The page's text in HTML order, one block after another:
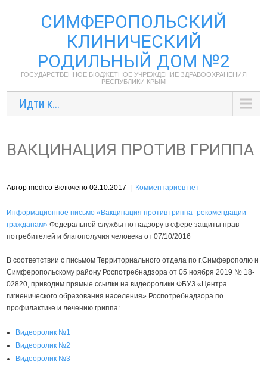
СИМФЕРОПОЛЬСКИЙ
КЛИНИЧЕСКИЙ
РОДИЛЬНЫЙ ДОМ №2
ГОСУДАРСТВЕННОЕ БЮДЖЕТНОЕ УЧРЕЖДЕНИЕ ЗДРАВООХРАНЕНИЯ
РЕСПУБЛИКИ КРЫМ
Идти к...
ВАКЦИНАЦИЯ ПРОТИВ ГРИППА
Автор medico Включено 02.10.2017 Комментариев нет
Информационное письмо «Вакцинация против гриппа- рекомендации
гражданам» Федеральной службы по надзору в сфере защиты прав
потребителей и благополучия человека от 07/10/2016
В соответствии с письмом Территориального отдела по г.Симферополю и
Симферопольскому району Роспотребнадзора от 05 ноября 2019 № 18-
02820, приводим прямые ссылки на видеоролики ФБУЗ «Центра
гигиенического образования населения» Роспотребнадзора по
профилактике и лечению гриппа:
Видеоролик №1
Видеоролик №2
Видеоролик №3